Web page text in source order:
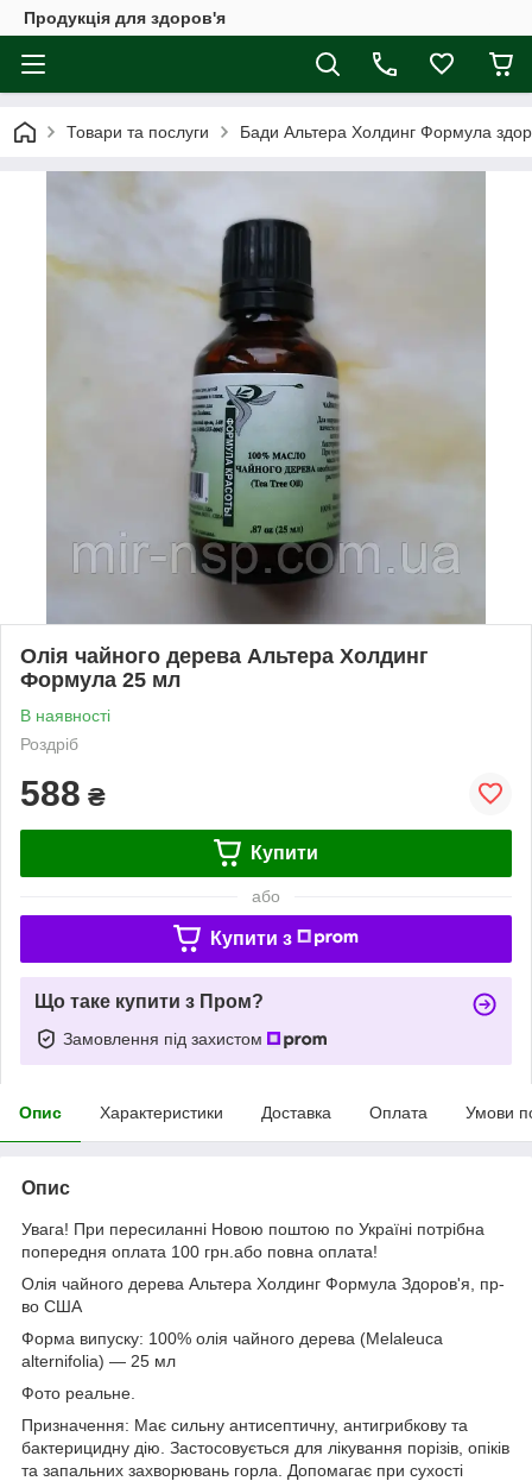
Продукція для здоров'я
Товари та послуги Бади Альтера Холдинг Формула
Олія чайного дерева Альтера Холдинг
Формула 25 мл
В наявності
Роздріб
588 ₴
Купити
або
Купити з
Що таке купити з Пром?
Замовлення під захистом
Опис Характеристики Доставка Оплата Умови
Опис
Увага! При пересиланні Новою поштою по Україні потрібна
попередня оплата 100 грн.або повна оплата!
Олія чайного дерева Альтера Холдинг Формула Здоров'я, пр-
во США
Форма випуску: 100% олія чайного дерева (Melaleuca
alternifolia) — 25 мл
Фото реальне.
Призначення: Має сильну антисептичну, антигрибкову та
бактерицидну дію. Застосовується для лікування порізів, опіків
та запальних захворювань горла. Допомагає при сухості